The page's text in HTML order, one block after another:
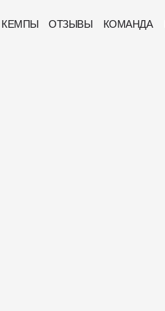
КЕМПЫ ОТЗЫВЫ КОМАНДА